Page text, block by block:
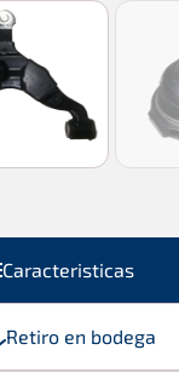
Caracteristicas
Retiro en bodega